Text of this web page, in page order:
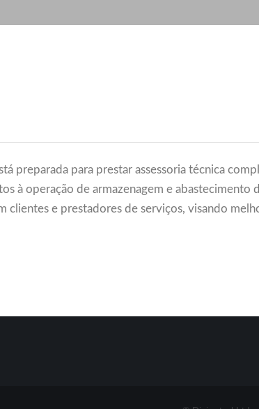
preparada para prestar assessoria técnica
à operação de armazenagem e
clientes e prestadores de serviços, visando